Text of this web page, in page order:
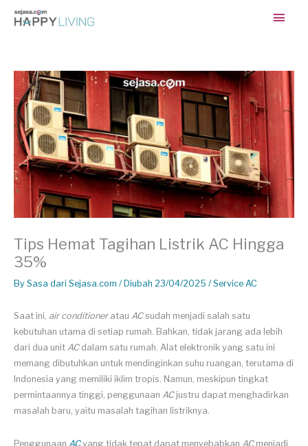
Main
Tips Hemat Tagihan Listrik AC Hingga
35%
By Sasa dari Sejasa.com / Diubah 23/04/2025 / Service AC
Saat ini, air conditioneratau ACsudah menjadi salah satu
kebutuhan utama di setiap rumah. Bahkan, tidak jarang ada lebih
dari dua unit AC dalam satu rumah. Alat elektronik yang satu ini
memang dibutuhkan untuk mendinginkan suhu ruangan, terutama di
Indonesia yang memiliki iklim tropis. Namun, meskipun tingkat
permintaannya tinggi, penggunaan AC justru dapat menghadirkan
masalah baru, yaitu masalah tagihan listriknya.
Penggunaan AC yang tidak tepat dapat menyebabkan AC menjadi